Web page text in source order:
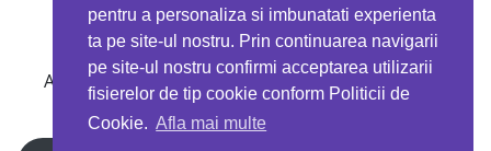
pentru a personaliza si imbunatati experienta
ta pe site-ul nostru. Prin continuarea navigarii
pe site-ul nostru confirmi acceptarea utilizarii
fisierelor de tip cookie conform Politicii de
Cookie. Afla mai multe
MYPROTEIN
Ai 40%reducere la orice comandă folosind codul
EATTRACK